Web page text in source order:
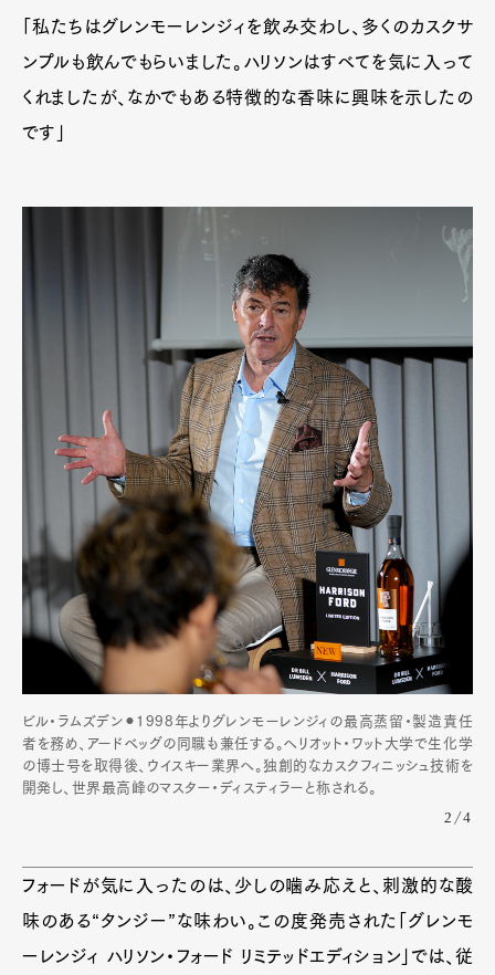
「私たちはグレンモーレンジィを飲み交わし、多くのカスクサ
ンプルも飲んでもらいました。ハリソンはすべてを気に入って
くれましたが、なかでもある特徴的な香味に興味を示したの
です」
ビル・ラムズデン⚫︎1998年よりグレンモーレンジィの最高蒸留・製造責任
者を務め、アードベッグの同職も兼任する。ヘリオット・ワット大学で生化学
の博士号を取得後、ウイスキー業界へ。独創的なカスクフィニッシュ技術を
開発し、世界最高峰のマスター・ディスティラーと称される。
2/4
フォードが気に入ったのは、少しの噛み応えと、刺激的な酸
味のある“タンジー”な味わい。この度発売された「グレンモ
ーレンジィ ハリソン・フォード リミテッドエディション」では、従